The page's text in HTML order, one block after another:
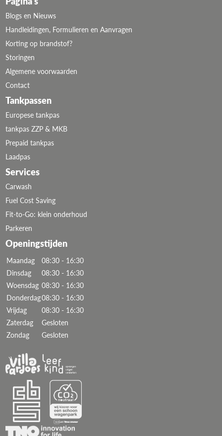
Blogs en Nieuws
Handleidingen, Formulieren en Aanvragen
Korting op brandstof?
Storingen
Algemene voorwaarden
Contact
Tankpassen
Europese tankpas
tankpas ZZP & MKB
Prepaid tankpas
Laadpas
Services
Carwash
Fuel Cost Saving
Fit-to-Go: klein onderhoud
Parkeren
Openingstijden
Maandag
08:30 - 16:30
Dinsdag
08:30 - 16:30
Woensdag 08:30 - 16:30
Donderdag08:30 - 16:30
Vrijdag
08:30 - 16:30
Zaterdag
Gesloten
Zondag
Gesloten